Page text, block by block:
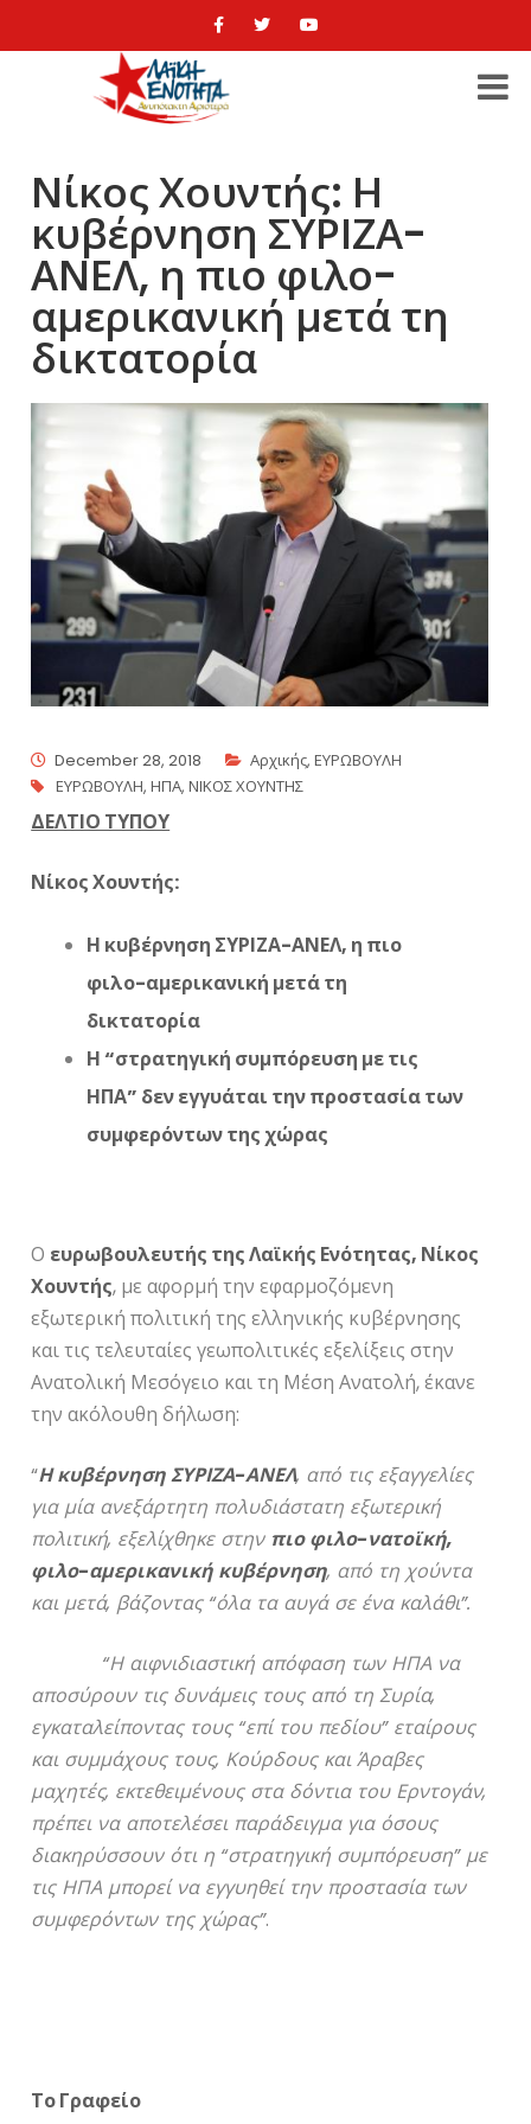
Νίκος Χουντής: Η
κυβέρνηση ΣΥΡΙΖΑ-
ΑΝΕΛ, η πιο φιλο-
αμερικανική μετά τη
δικτατορία
December 28, 2018 Αρχικής,ΕΥΡΩΒΟΥΛΗ
ΕΥΡΩΒΟΥΛΗ,ΗΠΑ,ΝΙΚΟΣ ΧΟΥΝΤΗΣ
ΔΕΛΤΙΟ ΤΥΠΟΥ
Νίκος Χουντής:
Η κυβέρνηση ΣΥΡΙΖΑ-ΑΝΕΛ, η πιο
φιλο-αμερικανική μετά τη
δικτατορία
Η “στρατηγική συμπόρευση με τις
ΗΠΑ” δεν εγγυάται την προστασία των
συμφερόντων της χώρας
Ο ευρωβουλευτής της Λαϊκής Ενότητας, Νίκος
Χουντής, με αφορμή την εφαρμοζόμενη
εξωτερική πολιτική της ελληνικής κυβέρνησης
και τις τελευταίες γεωπολιτικές εξελίξεις στην
Ανατολική Μεσόγειο και τη Μέση Ανατολή, έκανε
την ακόλουθη δήλωση:
“Η κυβέρνηση ΣΥΡΙΖΑ-ΑΝΕΛ, από τις εξαγγελίες
για μία ανεξάρτητη πολυδιάστατη εξωτερική
πολιτική, εξελίχθηκε στην πιο φιλο-νατοϊκή,
φιλο-αμερικανική κυβέρνηση, από τη χούντα
και μετά, βάζοντας “όλα τα αυγά σε ένα καλάθι”.
“Η αιφνιδιαστική απόφαση των ΗΠΑ να
αποσύρουν τις δυνάμεις τους από τη Συρία,
εγκαταλείποντας τους “επί του πεδίου” εταίρους
και συμμάχους τους, Κούρδους και Άραβες
μαχητές, εκτεθειμένους στα δόντια του Ερντογάν,
πρέπει να αποτελέσει παράδειγμα για όσους
διακηρύσσουν ότι η “στρατηγική συμπόρευση” με
τις ΗΠΑ μπορεί να εγγυηθεί την προστασία των
συμφερόντων της χώρας”.
Το Γραφείο